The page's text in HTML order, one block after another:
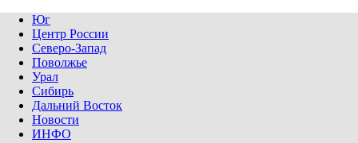
Юг
Центр России
Северо-Запад
Поволжье
Урал
Сибирь
Дальний Восток
Новости
ИНФО